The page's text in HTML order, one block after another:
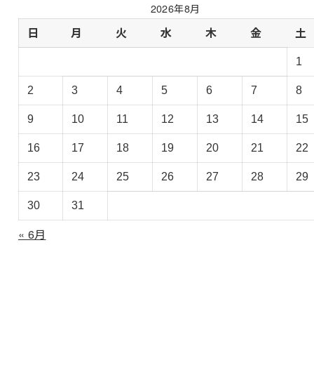
過
去
ロ
の
ア
ー
カ
イ
ブ
2026年8月
日 月 火 水 木 金 土
1
2 3 4 5 6 7 8
9 10 11 12 13 14 15
16 17 18 19 20 21 22
23 24 25 26 27 28 29
30 31
« 6月